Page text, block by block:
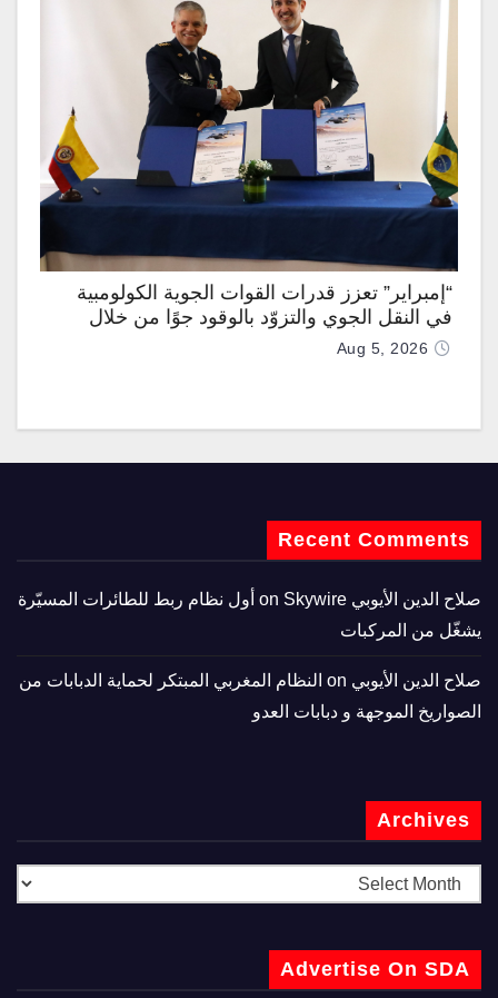
“إمبراير” تعزز قدرات القوات الجوية الكولومبية
في النقل الجوي والتزوّد بالوقود جوًا من خلال
تزويدها بطائرتي “كيه سي-390 ميلينيوم”
Aug 5, 2026
Recent Comments
صلاح الدين الأيوبي
Skywire أول نظام ربط للطائرات المسيّرة
يشغّل من المركبات
صلاح الدين الأيوبي
النظام المغربي المبتكر لحماية الدبابات من
الصواريخ الموجهة و دبابات العدو
Archives
Advertise On SDA